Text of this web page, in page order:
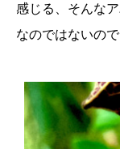
感じる、そんな
なのではないの